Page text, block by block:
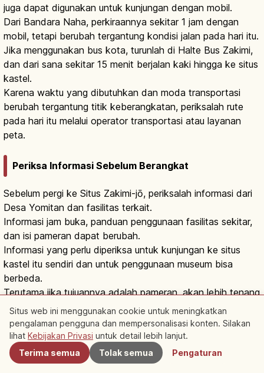
juga dapat digunakan untuk kunjungan dengan mobil.
Dari Bandara Naha, perkiraannya sekitar 1 jam dengan
mobil, tetapi berubah tergantung kondisi jalan pada hari itu.
Jika menggunakan bus kota, turunlah di Halte Bus Zakimi,
dan dari sana sekitar 15 menit berjalan kaki hingga ke situs
kastel.
Karena waktu yang dibutuhkan dan moda transportasi
berubah tergantung titik keberangkatan, periksalah rute
pada hari itu melalui operator transportasi atau layanan
peta.
Periksa Informasi Sebelum Berangkat
Sebelum pergi ke Situs Zakimi-jō, periksalah informasi dari
Desa Yomitan dan fasilitas terkait.
Informasi jam buka, panduan penggunaan fasilitas sekitar,
dan isi pameran dapat berubah.
Informasi yang perlu diperiksa untuk kunjungan ke situs
kastel itu sendiri dan untuk penggunaan museum bisa
berbeda.
Terutama jika tujuannya adalah pameran, akan lebih tenang
jika Anda melihat informasi fasilitas sebelum berangkat.
Tempat yang Mudah Dipadukan dengan Wisata
Sekitar
Terdekat
Situs web ini menggunakan cookie untuk meningkatkan
pengalaman pengguna dan mempersonalisasi konten. Silakan
lihat Kebijakan Privasi untuk detail lebih lanjut.
Terima semua
Tolak semua Pengaturan